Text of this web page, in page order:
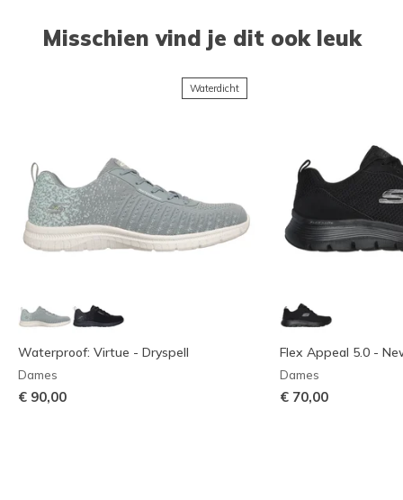
Misschien vind je dit ook leuk
Waterdicht
Waterproof: Virtue - Dryspell
Dames
€ 90,00
Flex Appeal 5.0 -
Dames
€ 70,00